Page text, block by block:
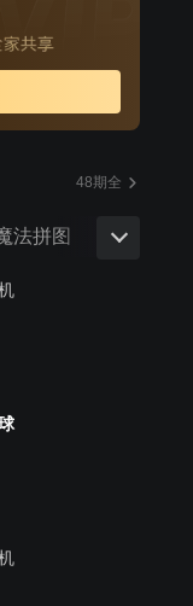
48期全
法拼图 识颜色